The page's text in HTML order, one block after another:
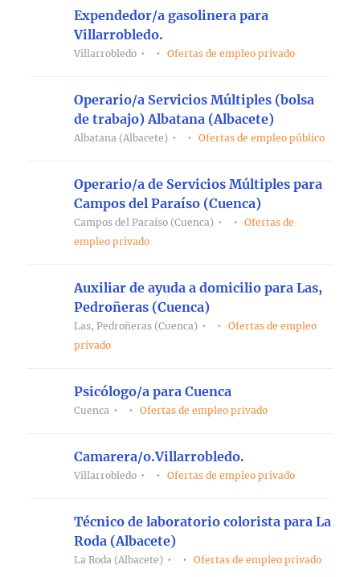
Expendedor/a gasolinera para
Villarrobledo.
Villarrobledo Ofertas de empleo privado
Operario/a Servicios Múltiples (bolsa
de trabajo) Albatana (Albacete)
Albatana (Albacete) Ofertas de empleo público
Operario/a de Servicios Múltiples para
Campos del Paraíso (Cuenca)
Campos del Paraíso (Cuenca)
Ofertas de
empleo privado
Auxiliar de ayuda a domicilio para Las,
Pedroñeras (Cuenca)
Las, Pedroñeras (Cuenca)
Ofertas de empleo
privado
Psicólogo/a para Cuenca
Cuenca Ofertas de empleo privado
Camarera/o.Villarrobledo.
Villarrobledo Ofertas de empleo privado
Técnico de laboratorio colorista para La
Roda (Albacete)
La Roda (Albacete) Ofertas de empleo privado